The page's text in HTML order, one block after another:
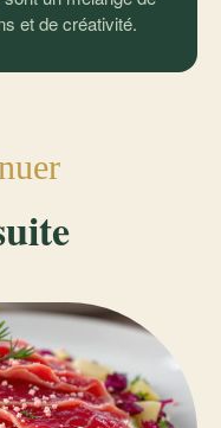
et de créativité.